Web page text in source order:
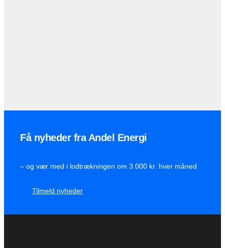
Få nyheder fra Andel Energi
– og vær med i lodtrækningen om 3.000 kr. hver måned
Tilmeld nyheder